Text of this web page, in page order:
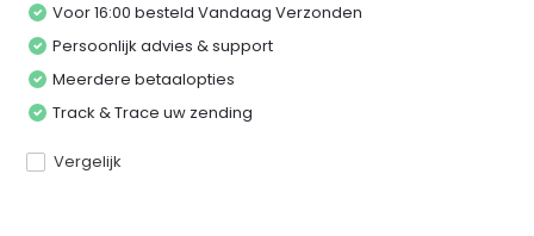
Voor 16:00 besteld Vandaag Verzonden
Persoonlijk advies & support
Meerdere betaalopties
Track & Trace uw zending
Vergelijk